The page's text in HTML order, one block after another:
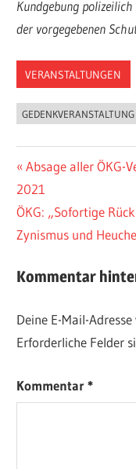
Kundgebung
der vorgegebenen
VERANSTALTUNGEN
GEDENKVERANSTALTUNG
Vorheriger
Beitrag:
Absage aller ÖKG-
2021
Nächster
Beitrag:
ÖKG: „Sofortige
Zynismus und
Kommentar
Deine E-Mail-
Erforderliche Felder
Kommentar*